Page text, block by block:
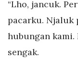
“Lho, jancuk.
pacarku. Njaluk
hubungan kami.
sengak.